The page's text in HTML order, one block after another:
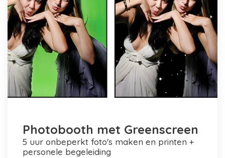
Photobooth met Greenscreen
5 uur onbeperkt foto's maken en printen +
personele begeleiding